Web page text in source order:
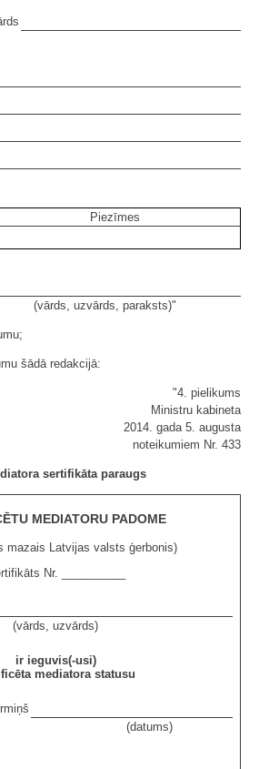
Piezīmes
(vārds, uzvārds, paraksts)"
šādā redakcijā:
"4. pielikums
Ministru kabineta
2014. gada 5. augusta
noteikumiem Nr. 433
sertifikāta paraugs
MEDIATORU PADOME
mazais Latvijas valsts ģerbonis)
Nr. __________
(vārds, uzvārds)
ir ieguvis(-usi)
mediatora statusu
(datums)